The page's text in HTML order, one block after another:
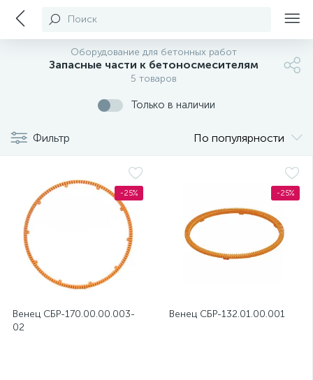
Поиск
Оборудование для бетонных работ
Запасные части к бетоносмесителям
5 товаров
Только в наличии
Фильтр По популярности
-25%
Венец CБP-170.00.00.003-
02
-25%
Венец СБР-132.01.00.001